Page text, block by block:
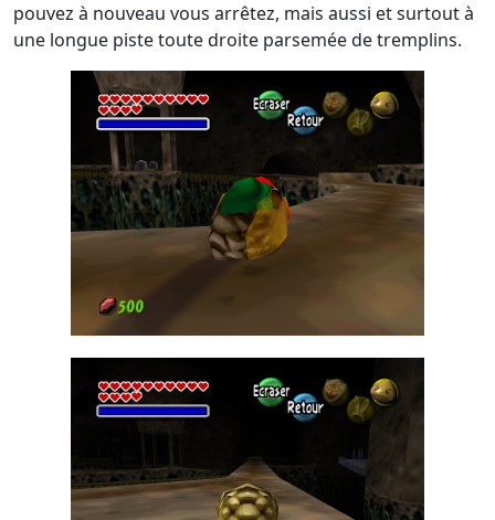
pouvez à nouveau vous arrêtez, mais aussi et surtout à
une longue piste toute droite parsemée de tremplins.